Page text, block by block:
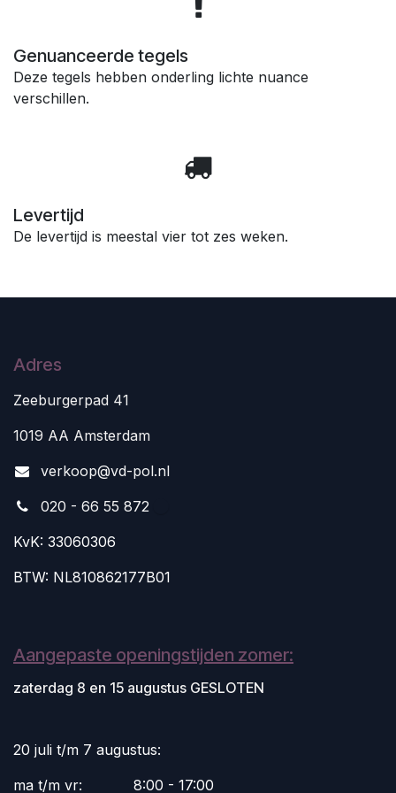
Genuanceerde tegels
Deze tegels hebben onderling lichte nuance
verschillen.
Levertijd
De levertijd is meestal vier tot zes weken.
Adres
Zeeburgerpad 41
1019 AA Amsterdam
verkoop@vd-pol.nl
020 - 66 55 872
KvK: 33060306
BTW: NL810862177B01
Aangepaste openingstijden zomer:
zaterdag 8 en 15 augustus GESLOTEN
20 juli t/m 7 augustus:
ma t/m vr:
​8:00 - 17:00